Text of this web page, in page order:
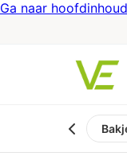
Ga naar hoofdinhoud